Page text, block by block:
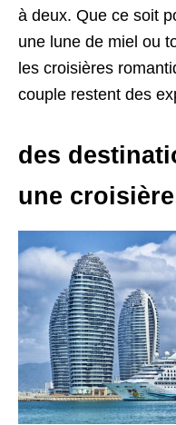
à deux. Que ce soit
une lune de miel ou
les croisières
couple restent des
des
une